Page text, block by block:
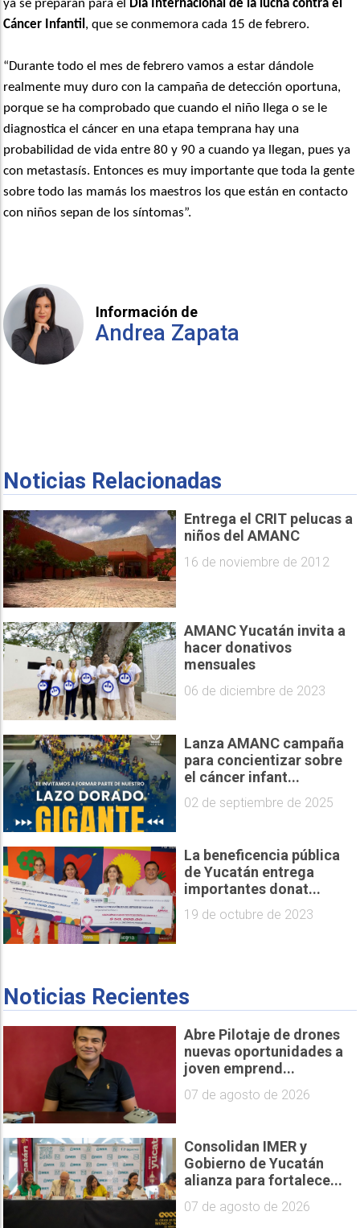
ya se preparan para el Día Internacional de la lucha contra el
Cáncer Infantil, que se conmemora cada 15 de febrero.
“Durante todo el mes de febrero vamos a estar dándole
realmente muy duro con la campaña de detección oportuna,
porque se ha comprobado que cuando el niño llega o se le
diagnostica el cáncer en una etapa temprana hay una
probabilidad de vida entre 80 y 90 a cuando ya llegan, pues ya
con metastasís. Entonces es muy importante que toda la gente
sobre todo las mamás los maestros los que están en contacto
con niños sepan de los síntomas”.
Información de
Andrea Zapata
Noticias Relacionadas
Entrega el CRIT pelucas a
niños del AMANC
16 de noviembre de 2012
AMANC Yucatán invita a
hacer donativos
mensuales
06 de diciembre de 2023
Lanza AMANC campaña
para concientizar sobre
el cáncer infant...
02 de septiembre de 2025
La beneficencia pública
de Yucatán entrega
importantes donat...
19 de octubre de 2023
Noticias Recientes
Abre Pilotaje de drones
nuevas oportunidades a
joven emprend...
07 de agosto de 2026
Consolidan IMER y
Gobierno de Yucatán
alianza para fortalece...
07 de agosto de 2026